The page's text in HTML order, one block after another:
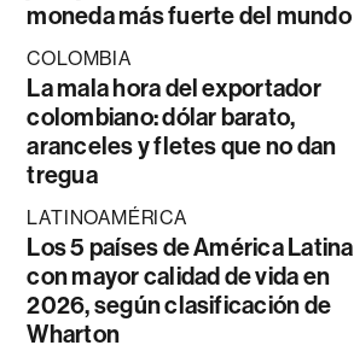
moneda más fuerte del mundo
COLOMBIA
La mala hora del exportador
colombiano: dólar barato,
aranceles y fletes que no dan
tregua
LATINOAMÉRICA
Los 5 países de América Latina
con mayor calidad de vida en
2026, según clasificación de
Wharton